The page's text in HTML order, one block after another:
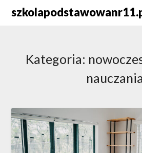
Kategoria:
nauczania